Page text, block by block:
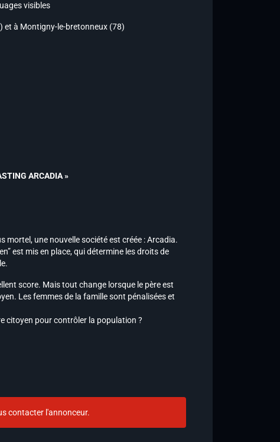
visibles
et à Montigny-le-bretonneux (78)
ARCADIA »
mortel, une nouvelle société est créée : Arcadia.
est mis en place, qui détermine les droits de
score. Mais tout change lorsque le père est
Les femmes de la famille sont pénalisées et
citoyen pour contrôler la population ?
contacter l'annonceur.